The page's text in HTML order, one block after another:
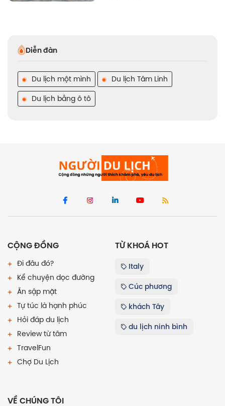
Diễn đàn
Du lịch một mình
Du lịch Tâm Linh
Du lịch bằng ô tô
CỘNG ĐỒNG
Đi đâu đó?
Kể chuyện dọc đường
Ăn sập mặt
Tự túc là hạnh phúc
Hỏi đáp du lịch
Review từ tâm
TravelFun
Chợ Du Lịch
TỪ KHOÁ HOT
Italy
Cúc phương
khách Tây
du lịch ninh bình
VỀ CHÚNG TÔI